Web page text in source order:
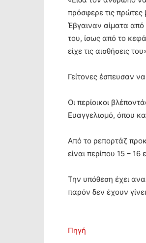
πρόσφερε τις
Έβγαιναν αίματα από
του, ίσως από το
είχε τις αισθήσεις
Γείτονες έσπευσαν
Οι περίοικοι
Ευαγγελισμό, όπου
Από το ρεπορτάζ
είναι περίπου 15 – 16
Την υπόθεση έχει
παρόν δεν έχουν
Πηγή